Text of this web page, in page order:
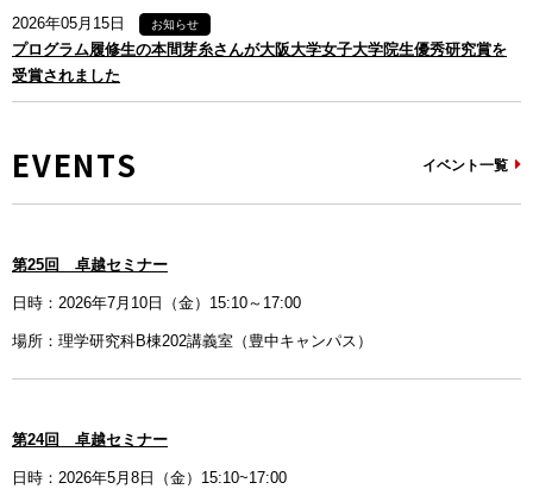
2026年05月15日 お知らせ
プログラム履修生の本間芽糸さんが大阪大学女子大学院生優秀研究賞を
受賞されました
EVENTS イベント一覧
第25回 卓越セミナー
日時：2026年7月10日（金）15:10～17:00
場所：理学研究科B棟202講義室（豊中キャンパス）
第24回 卓越セミナー
日時：2026年5月8日（金）15:10~17:00